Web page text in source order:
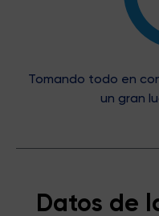
Tomando todo en
un gran
Datos de